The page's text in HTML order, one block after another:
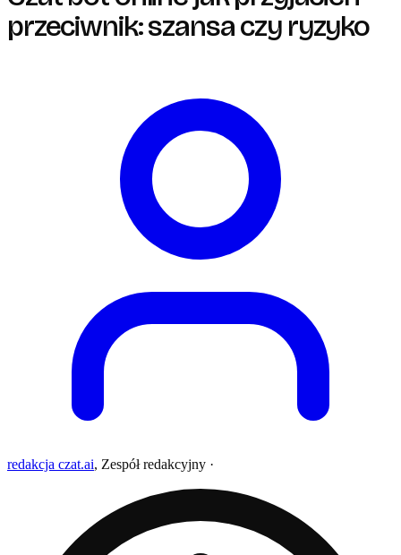
przeciwnik: szansa czy ryzyko
redakcja czat.ai, Zespół redakcyjny ·